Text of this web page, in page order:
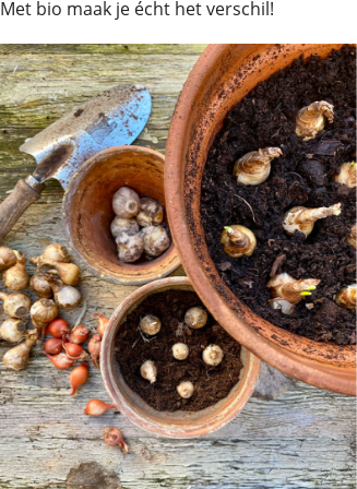
Met bio maak je écht het verschil!